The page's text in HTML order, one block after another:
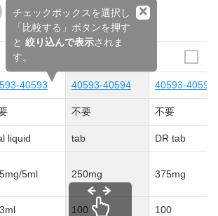
チェックボックスを選択し
「比較する」ボタンを押す
と 絞り込んで表示されま
す。
×
40593 40593-40594 40593-40597
不要 不要
liquid tab DR tab
5ml 250mg 375mg
100 100